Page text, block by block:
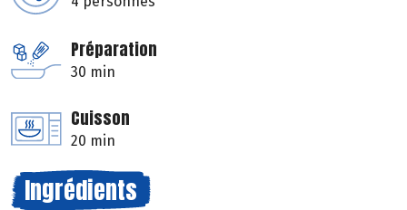
Préparation
30 min
Cuisson
20 min
Ingrédients